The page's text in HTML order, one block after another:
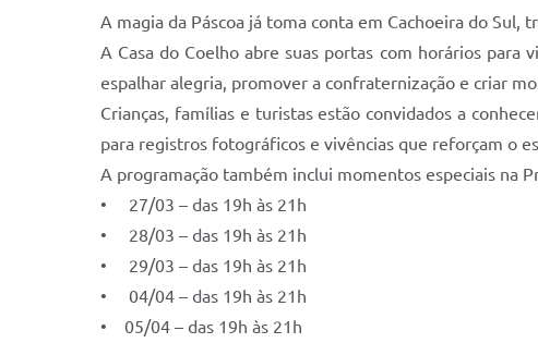
A magia da Páscoa já toma conta em Cachoeira do
A Casa do Coelho abre suas portas com horários para
espalhar alegria, promover a confraternização e criar
Crianças, famílias e turistas estão convidados a
para registros fotográficos e vivências que reforçam o
A programação também inclui momentos especiais na
• 27/03 – das 19h às 21h
• 28/03 – das 19h às 21h
• 29/03 – das 19h às 21h
• 04/04 – das 19h às 21h
• 05/04 – das 19h às 21h